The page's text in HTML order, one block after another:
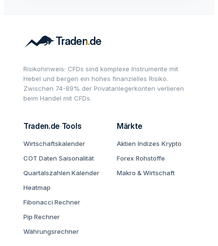
Risikohinweis: CFDs sind komplexe Instrumente mit
Hebel und bergen ein hohes finanzielles Risiko.
Zwischen 74-89% der Privatanlegerkonten verlieren
beim Handel mit CFDs.
Traden.de Tools
Wirtschaftskalender
COT Daten Saisonalität
Quartalszahlen Kalender
Heatmap
Fibonacci Rechner
Pip Rechner
Währungsrechner
Märkte
Aktien Indizes Krypto
Forex Rohstoffe
Makro & Wirtschaft